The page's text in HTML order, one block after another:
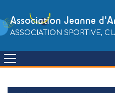
content
Association Jeanne
ASSOCIATION SPORTIVE,